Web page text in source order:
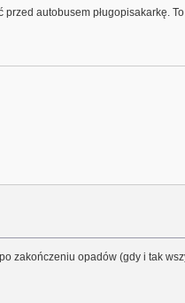
autobusem pługopisakarkę.
zakończeniu opadów (gdy i tak